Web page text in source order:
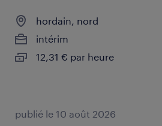
hordain, nord
intérim
12,31 € par heure
publié le 10 août 2026